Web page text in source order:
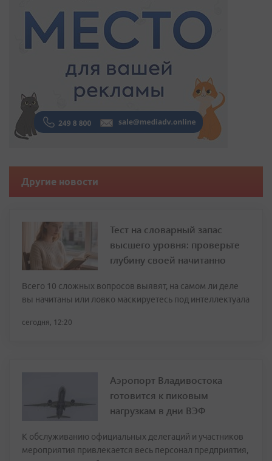
Другие новости
Тест на словарный запас
высшего уровня: проверьте
глубину своей начитанно
Всего 10 сложных вопросов выявят, на самом ли деле
вы начитаны или ловко маскируетесь под интеллектуала
сегодня, 12:20
Аэропорт Владивостока
готовится к пиковым
нагрузкам в дни ВЭФ
К обслуживанию официальных делегаций и участников
мероприятия привлекается весь персонал предприятия,